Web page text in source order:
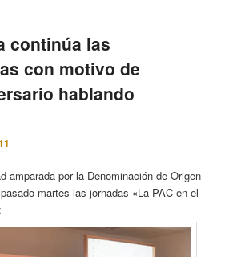
continúa las
con motivo de
hablando
amparada por la Denominación de Origen
martes las jornadas «La PAC en el